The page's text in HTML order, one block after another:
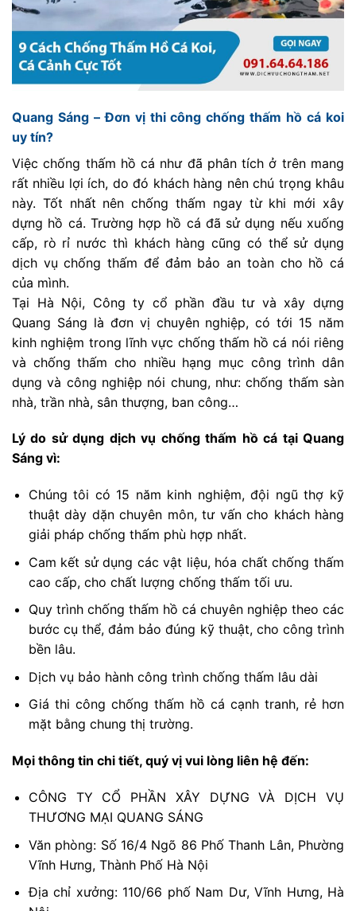
Quang Sáng – Đơn vị thi công chống thấm hồ cá koi
uy tín?
Việc chống thấm hồ cá như đã phân tích ở trên mang
rất nhiều lợi ích, do đó khách hàng nên chú trọng khâu
này. Tốt nhất nên chống thấm ngay từ khi mới xây
dựng hồ cá. Trường hợp hồ cá đã sử dụng nếu xuống
cấp, rò rỉ nước thì khách hàng cũng có thể sử dụng
dịch vụ chống thấm để đảm bảo an toàn cho hồ cá
của mình.
Tại Hà Nội, Công ty cổ phần đầu tư và xây dựng
Quang Sáng là đơn vị chuyên nghiệp, có tới 15 năm
kinh nghiệm trong lĩnh vực chống thấm hồ cá nói riêng
và chống thấm cho nhiều hạng mục công trình dân
dụng và công nghiệp nói chung, như: chống thấm sàn
nhà, trần nhà, sân thượng, ban công…
Lý do sử dụng dịch vụ chống thấm hồ cá tại Quang
Sáng vì:
Chúng tôi có 15 năm kinh nghiệm, đội ngũ thợ kỹ
thuật dày dặn chuyên môn, tư vấn cho khách hàng
giải pháp chống thấm phù hợp nhất.
Cam kết sử dụng các vật liệu, hóa chất chống thấm
cao cấp, cho chất lượng chống thấm tối ưu.
Quy trình chống thấm hồ cá chuyên nghiệp theo các
bước cụ thể, đảm bảo đúng kỹ thuật, cho công trình
bền lâu.
Dịch vụ bảo hành công trình chống thấm lâu dài
Giá thi công chống thấm hồ cá cạnh tranh, rẻ hơn
mặt bằng chung thị trường.
Mọi thông tin chi tiết, quý vị vui lòng liên hệ đến:
CÔNG TY CỔ PHẦN XÂY DỰNG VÀ DỊCH VỤ
THƯƠNG MẠI QUANG SÁNG
Văn phòng: Số 16/4 Ngõ 86 Phố Thanh Lân, Phường
Vĩnh Hưng, Thành Phố Hà Nội
Địa chỉ xưởng: 110/66 phố Nam Dư, Vĩnh Hưng, Hà